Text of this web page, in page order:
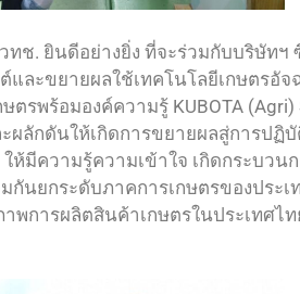
ทช. ยินดีอย่างยิ่ง ที่จะร่วมกับบริษัท
ละขยายผลใช้เทคโนโลยีเกษตรอั
ตรพร้อมองค์ความรู้ KUBOTA
ผลักดันให้เกิดการขยายผลสู่การ
ห้มีความรู้ความเข้าใจ เกิดกระบว
กันยกระดับภาคการเกษตรของประ
พการผลิตสินค้าเกษตรในประเทศไท